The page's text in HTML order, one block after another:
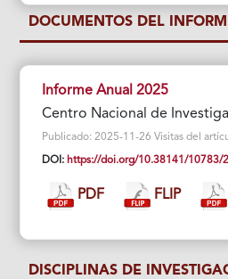
DOCUMENTOS DEL
Informe Anual 2025
Centro Nacional de
Publicado: 2025-11-26 Visitas del
DOI: https://doi.org/10.38141/10783/
PDF FLIP
DISCIPLINAS DE